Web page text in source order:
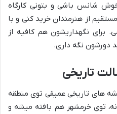
شانس باشی و بتونی کارگاه
از هنرمندان خرید کنی و با
نگهداریشون هم کافیه از
دورشون نگه داری.
تاریخی
های تاریخی عمیقی توی منطقه
توی خرمشهر هم بافته میشه و